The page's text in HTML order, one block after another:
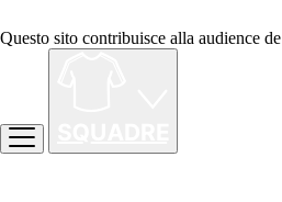
Questo sito contribuisce alla audience de